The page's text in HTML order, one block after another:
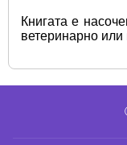
Книгата е
ветеринарно